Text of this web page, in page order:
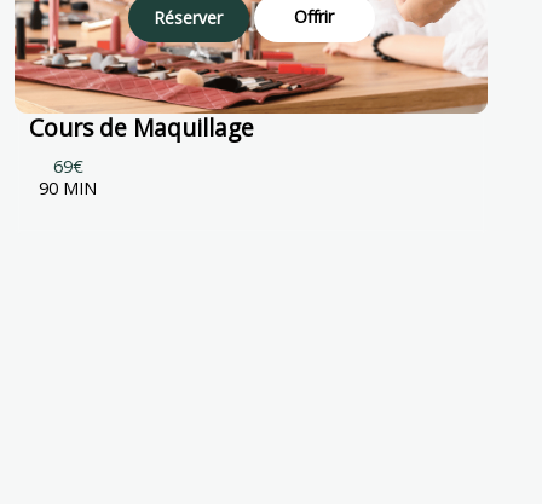
Réserver Offrir
Cours de Maquillage
69€
90 MIN